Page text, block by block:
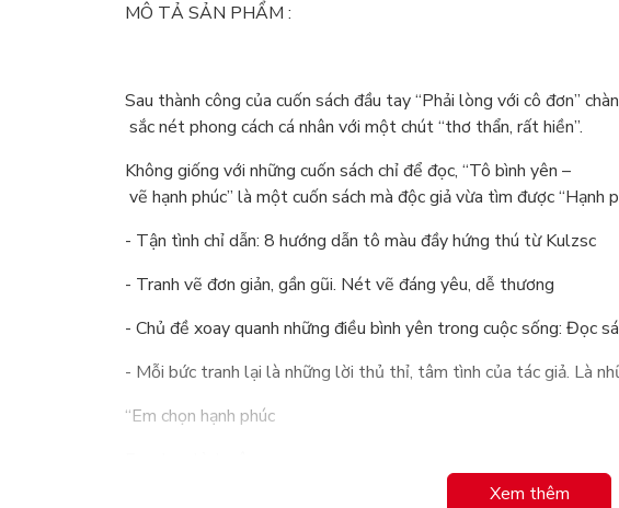
MÔ TẢ SẢN PHẨM :
Sau thành công của cuốn sách đầu tay “Phải lòng với cô đơn”
sắc nét phong cách cá nhân với một chút “thơ thẩn, rất hiền”.
Không giống với những cuốn sách chỉ để đọc, “Tô bình yên –
vẽ hạnh phúc” là một cuốn sách mà độc giả vừa tìm được
- Tận tình chỉ dẫn: 8 hướng dẫn tô màu đầy hứng thú từ Kulzsc
- Tranh vẽ đơn giản, gần gũi. Nét vẽ đáng yêu, dễ thương
- Chủ đề xoay quanh những điều bình yên trong cuộc sống: Đọc
- Mỗi bức tranh lại là những lời thủ thỉ, tâm tình của tác giả. Là
“Em chọn hạnh phúc
Xem thêm